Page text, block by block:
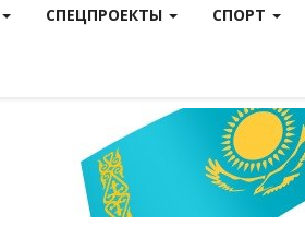
СПЕЦПРОЕКТЫ СПОРТ